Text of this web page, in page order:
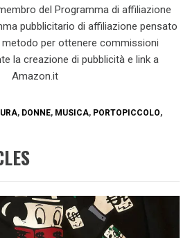
del Programma di affiliazione
pubblicitario di affiliazione pensato
per ottenere commissioni
la creazione di pubblicità e link a
Amazon.it
, DONNE, MUSICA, PORTOPICCOLO,